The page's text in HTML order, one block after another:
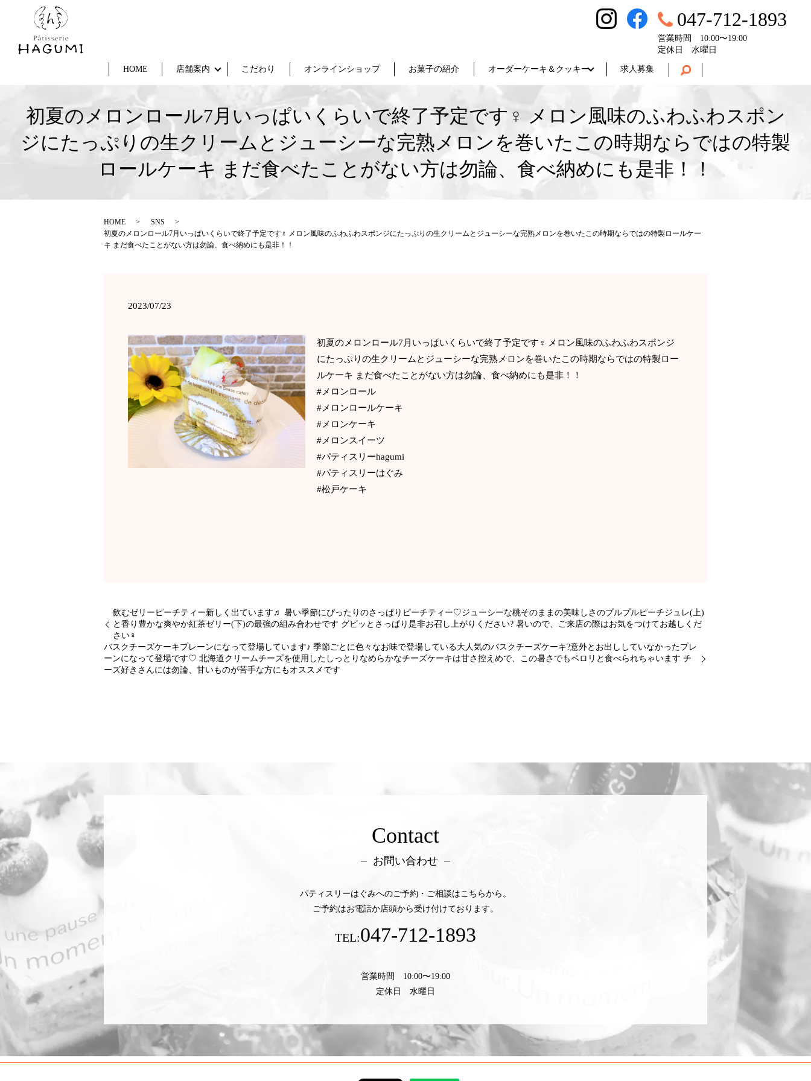
HOME 店舗案内 こだわり オンラインショップ お菓子の紹介 オーダーケーキ＆クッキー 求人募集
047-712-1893
営業時間 10:00〜19:00
定休日 水曜日
初夏のメロンロール7月いっぱいくらいで終了予定です‍♀️ メロン風味のふわふわスポン
ジにたっぷりの生クリームとジューシーな完熟メロンを巻いたこの時期ならではの特製
ロールケーキ まだ食べたことがない方は勿論、食べ納めにも是非！！
HOME
SNS
初夏のメロンロール7月いっぱいくらいで終了予定です‍♀️ メロン風味のふわふわスポンジにたっぷりの生クリームとジューシーな完熟メロンを巻いたこの時期ならではの特製ロールケー
キ まだ食べたことがない方は勿論、食べ納めにも是非！！
2023/07/23
初夏のメロンロール7月いっぱいくらいで終了予定です‍♀️ メロン風味のふわふわスポンジ
にたっぷりの生クリームとジューシーな完熟メロンを巻いたこの時期ならではの特製ロー
ルケーキ まだ食べたことがない方は勿論、食べ納めにも是非！！
#メロンロール
#メロンロールケーキ
#メロンケーキ
#メロンスイーツ
#パティスリーhagumi
#パティスリーはぐみ
#松戸ケーキ
飲むゼリーピーチティー新しく出ています♬ 暑い季節にぴったりのさっぱりピーチティー♡ジューシーな桃そのままの美味しさのプルプルピーチジュレ(上)
と香り豊かな爽やか紅茶ゼリー(下)の最強の組み合わせです グビッとさっぱり是非お召し上がりください? 暑いので、ご来店の際はお気をつけてお越しくだ
さい‍♀️
バスクチーズケーキプレーンになって登場しています♪ 季節ごとに色々なお味で登場している大人気のバスクチーズケーキ?意外とお出ししていなかったプレ
ーンになって登場です♡ 北海道クリームチーズを使用したしっとりなめらかなチーズケーキは甘さ控えめで、この暑さでもペロリと食べられちゃいます チ
ーズ好きさんには勿論、甘いものが苦手な方にもオススメです
Contact
お問い合わせ
パティスリーはぐみへのご予約・ご相談はこちらから。
ご予約はお電話か店頭から受け付けております。
TEL:047-712-1893
営業時間 10:00〜19:00
定休日 水曜日